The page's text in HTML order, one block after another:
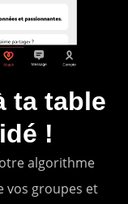
ta table
!
algorithme
vos groupes et